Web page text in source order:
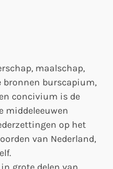
maalschap,
bronnen burscapium,
concivium is de
middeleeuwen
op het
van Nederland,
grote delen van